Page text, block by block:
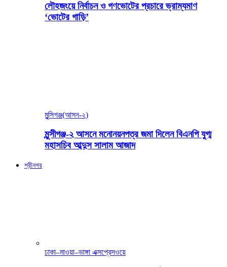
লৌহজংয়ে নির্বাচন ও গণভোটের প্রচারে ভ্রাম্যমাণ
‘ভোটের গাড়ি’
মুন্সিগঞ্জ(আসন-২)
মুন্সীগঞ্জ-২ আসনে মনোনয়নপত্র জমা দিলেন বিএনপি যুগ্ম
মহাসচিব আব্দুস সালাম আজাদ
শ্রীনগর
ঢাকা–মাওয়া–ভাঙ্গা এক্সপ্রেসওয়ে